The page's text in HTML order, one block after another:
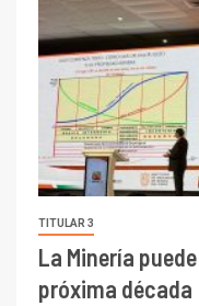
TITULAR 3
La Minería
próxima década